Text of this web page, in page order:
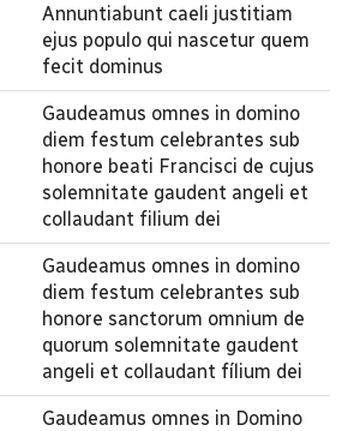
Annuntiabunt caeli justitiam
ejus populo qui nascetur quem
fecit dominus
Gaudeamus omnes in domino
diem festum celebrantes sub
honore beati Francisci de cujus
solemnitate gaudent angeli et
collaudant filium dei
Gaudeamus omnes in domino
diem festum celebrantes sub
honore sanctorum omnium de
quorum solemnitate gaudent
angeli et collaudant fílium dei
Gaudeamus omnes in Domino